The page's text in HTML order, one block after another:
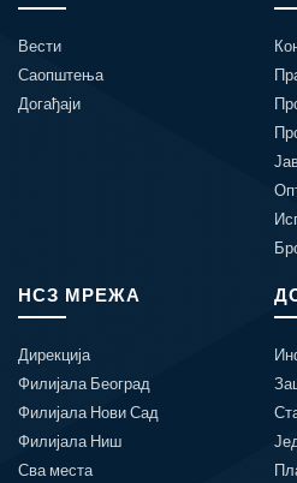
Вести
Саопштења
Догађаји
НСЗ МРЕЖА
Дирекција
Филијала Београд
Филијала Нови Сад
Филијала Ниш
Сва места